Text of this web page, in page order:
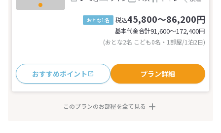
おとな1名 税込45,800～86,200円
基本代金合計91,600〜172,400円
(おとな2名 こども0名・1部屋/1泊2日)
おすすめポイント プラン詳細
このプランのお部屋を全て見る